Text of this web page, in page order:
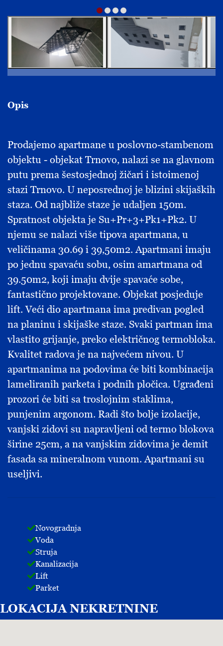
Opis
Prodajemo apartmane u poslovno-stambenom
objektu - objekat Trnovo, nalazi se na glavnom
putu prema šestosjednoj žičari i istoimenoj
stazi Trnovo. U neposrednoj je blizini skijaških
staza. Od najbliže staze je udaljen 150m.
Spratnost objekta je Su+Pr+3+Pk1+Pk2. U
njemu se nalazi više tipova apartmana, u
veličinama 30.69 i 39,50m2. Apartmani imaju
po jednu spavaću sobu, osim amartmana od
39.50m2, koji imaju dvije spavaće sobe,
fantastično projektovane. Objekat posjeduje
lift. Veći dio apartmana ima predivan pogled
na planinu i skijaške staze. Svaki partman ima
vlastito grijanje, preko električnog termobloka.
Kvalitet radova je na najvećem nivou. U
apartmanima na podovima će biti kombinacija
lameliranih parketa i podnih pločica. Ugrađeni
prozori će biti sa troslojnim staklima,
punjenim argonom. Radi što bolje izolacije,
vanjski zidovi su napravljeni od termo blokova
širine 25cm, a na vanjskim zidovima je demit
fasada sa mineralnom vunom. Apartmani su
useljivi.
Novogradnja
Voda
Struja
Kanalizacija
Lift
Parket
LOKACIJANEKRETNINE